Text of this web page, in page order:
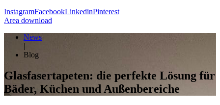
InstagramFacebookLinkedinPinterest
Area download
News
|
Blog
Glasfasertapeten: die perfekte Lösung für
Bäder, Küchen und Außenbereiche